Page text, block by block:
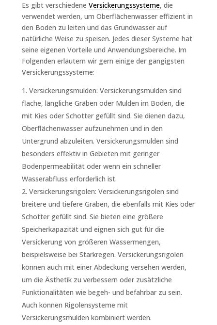
Es gibt verschiedene Versickerungssysteme, die
verwendet werden, um Oberflächenwasser effizient in
den Boden zu leiten und das Grundwasser auf
natürliche Weise zu speisen. Jedes dieser Systeme hat
seine eigenen Vorteile und Anwendungsbereiche. Im
Folgenden erläutern wir gern einige der gängigsten
Versickerungssysteme:
Versickerungsmulden: Versickerungsmulden sind
flache, längliche Gräben oder Mulden im Boden, die
mit Kies oder Schotter gefüllt sind. Sie dienen dazu,
Oberflächenwasser aufzunehmen und in den
Untergrund abzuleiten. Versickerungsmulden sind
besonders effektiv in Gebieten mit geringer
Bodenpermeabilität oder wenn ein schneller
Wasserabfluss erforderlich ist.
Versickerungsrigolen: Versickerungsrigolen sind
breitere und tiefere Gräben, die ebenfalls mit Kies oder
Schotter gefüllt sind. Sie bieten eine größere
Speicherkapazität und eignen sich gut für die
Versickerung von größeren Wassermengen,
beispielsweise bei Starkregen. Versickerungsrigolen
können auch mit einer Abdeckung versehen werden,
um die Ästhetik zu verbessern oder zusätzliche
Funktionalitäten wie begeh- und befahrbar zu sein.
Auch können Rigolensysteme mit
Versickerungsmulden kombiniert werden.